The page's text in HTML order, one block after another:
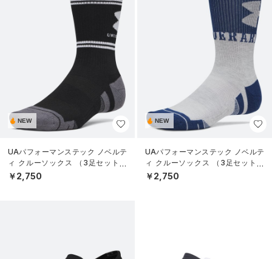
NEW
UAパフォーマンステック ノベルテ
ィ クルーソックス （3足セット）
（トレーニング/UNISEX）
￥2,750
NEW
UAパフォーマンステック ノベルテ
ィ クルーソックス （3足セット）
（トレーニング/UNISEX）
￥2,750